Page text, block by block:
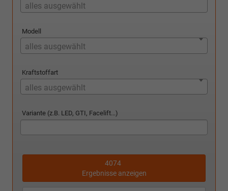
alles ausgewählt
Modell
alles ausgewählt
Kraftstoffart
alles ausgewählt
Variante (z.B. LED, GTI, Facelift...)
4074
Ergebnisse anzeigen